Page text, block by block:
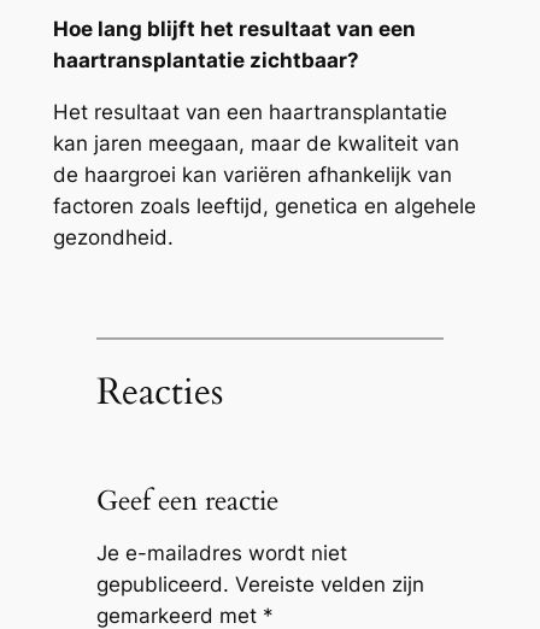
Hoe lang blijft het resultaat van een
haartransplantatie zichtbaar?
Het resultaat van een haartransplantatie
kan jaren meegaan, maar de kwaliteit van
de haargroei kan variëren afhankelijk van
factoren zoals leeftijd, genetica en algehele
gezondheid.
Reacties
Geef een reactie
Je e-mailadres wordt niet
gepubliceerd. Vereiste velden zijn
gemarkeerd met *